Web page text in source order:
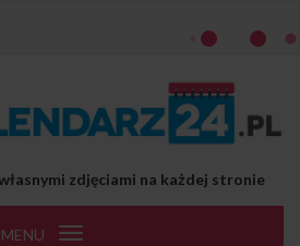
zdjęciami na każdej stronie
MENU
Toggle